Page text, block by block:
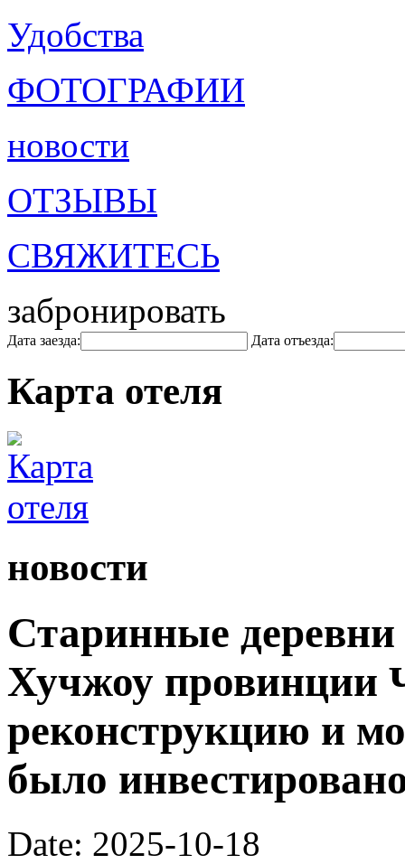
Удобства
ФОТОГРАФИИ
новости
ОТЗЫВЫ
СВЯЖИТЕСЬ
забронировать
Дата заезда: Дата отъезда:
Карта отеля
новости
Старинные деревни
Хучжоу провинции
реконструкцию и
было
Date: 2025-10-18